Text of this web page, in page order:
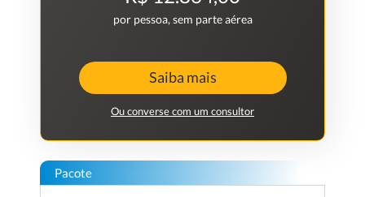
por pessoa, sem parte aérea
Saiba mais
Ou converse com um consultor
Pacote